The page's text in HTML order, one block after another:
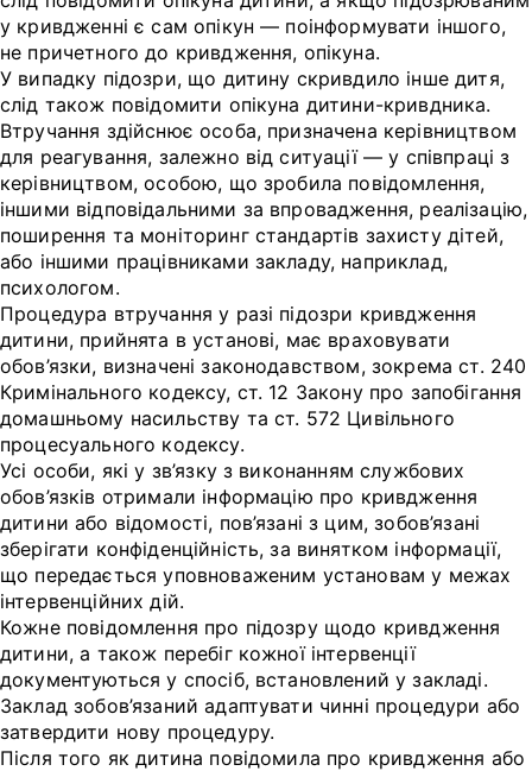
у кривдженні є сам опікун — поінформувати іншого,
не причетного до кривдження, опікуна.
У випадку підозри, що дитину скривдило інше дитя,
слід також повідомити опікуна дитини-кривдника.
Втручання здійснює особа, призначена керівництвом
для реагування, залежно від ситуації — у співпраці з
керівництвом, особою, що зробила повідомлення,
іншими відповідальними за впровадження, реалізацію,
поширення та моніторинг стандартів захисту дітей,
або іншими працівниками закладу, наприклад,
психологом.
Процедура втручання у разі підозри кривдження
дитини, прийнята в установі, має враховувати
обов’язки, визначені законодавством, зокрема ст. 240
Кримінального кодексу, ст. 12 Закону про запобігання
домашньому насильству та ст. 572 Цивільного
процесуального кодексу.
Усі особи, які у зв’язку з виконанням службових
обов’язків отримали інформацію про кривдження
дитини або відомості, пов’язані з цим, зобов’язані
зберігати конфіденційність, за винятком інформації,
що передається уповноваженим установам у межах
інтервенційних дій.
Кожне повідомлення про підозру щодо кривдження
дитини, а також перебіг кожної інтервенції
документуються у спосіб, встановлений у закладі.
Заклад зобов’язаний адаптувати чинні процедури або
затвердити нову процедуру.
Після того як дитина повідомила про кривдження або